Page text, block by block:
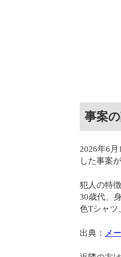
事案
2026年6
した事案
犯人の特徴
30歳代、
色Tシャツ
出典： メ